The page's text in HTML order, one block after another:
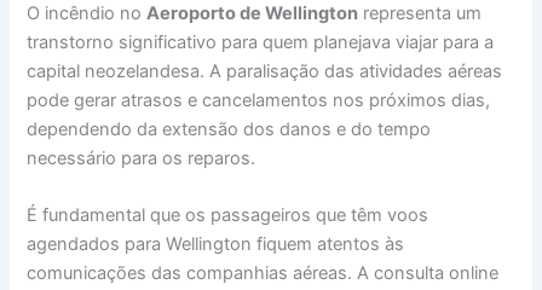
O incêndio noAeroporto de Wellington representa um
transtorno significativo para quem planejava viajar para a
capital neozelandesa. A paralisação das atividades aéreas
pode gerar atrasos e cancelamentos nos próximos dias,
dependendo da extensão dos danos e do tempo
necessário para os reparos.
É fundamental que os passageiros que têm voos
agendados para Wellington fiquem atentos às
comunicações das companhias aéreas. A consulta online